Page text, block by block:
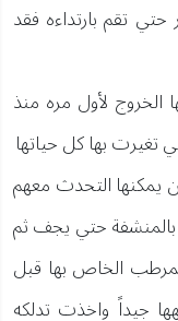
تقم بارتداءه فقد
الخروج لأول مره منذ
تغيرت بها كل حياتها
يمكنها التحدث معهم
حتي يجف ثم
الخاص بها قبل
جيداً واخذت تدلكه